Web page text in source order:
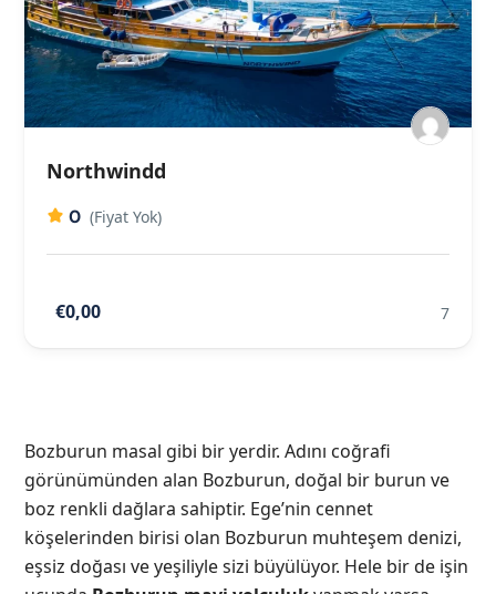
Northwindd
0 (Fiyat Yok)
€0,00 7
Bozburun masal gibi bir yerdir. Adını coğrafi
görünümünden alan Bozburun, doğal bir burun ve
boz renkli dağlara sahiptir. Ege’nin cennet
köşelerinden birisi olan Bozburun muhteşem denizi,
eşsiz doğası ve yeşiliyle sizi büyülüyor. Hele bir de işin